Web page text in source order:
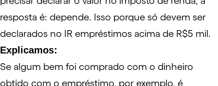
resposta é: depende. Isso porque só devem ser
declarados no IR empréstimos acima de R$5 mil.
Explicamos:
Se algum bem foi comprado com o dinheiro
obtido com o empréstimo, por exemplo, é